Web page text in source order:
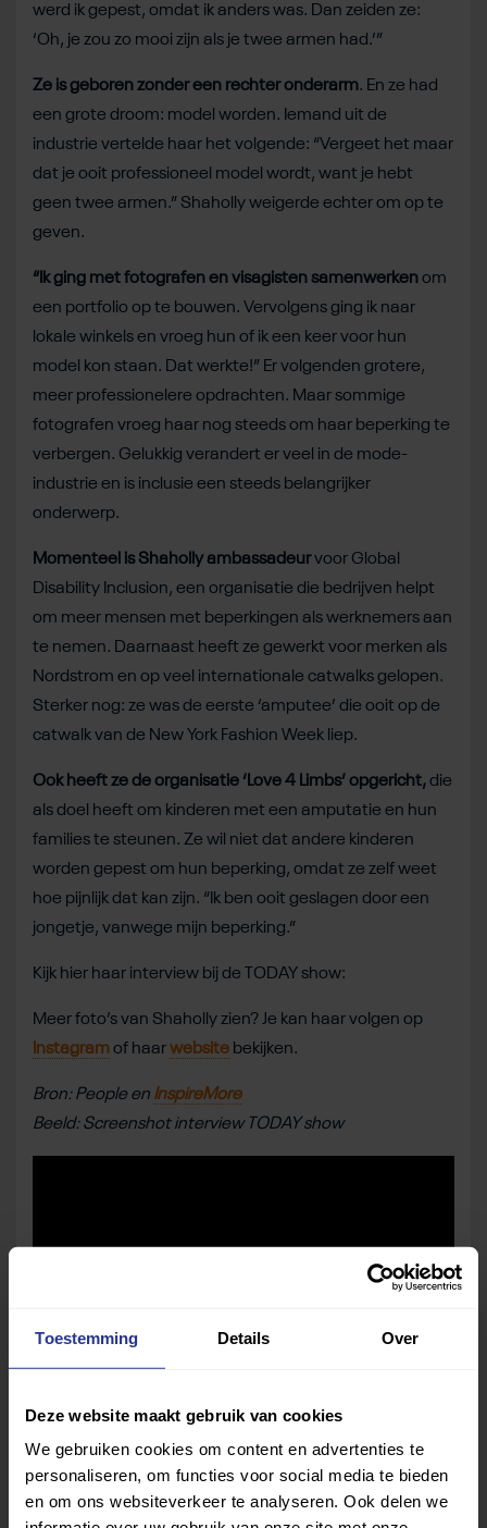
Toestemming Details Over
Deze website maakt gebruik van cookies
We gebruiken cookies om content en advertenties te
personaliseren, om functies voor social media te bieden
en om ons websiteverkeer te analyseren. Ook delen we
werd ik gepest, omdat ik anders was. Dan zeiden ze:
‘Oh, je zou zo mooi zijn als je twee armen had.’”
Ze is geboren zonder een rechter onderarm. En ze had
een grote droom: model worden. Iemand uit de
industrie vertelde haar het volgende: “Vergeet het maar
dat je ooit professioneel model wordt, want je hebt
geen twee armen.” Shaholly weigerde echter om op te
geven.
“Ik ging met fotografen en visagisten samenwerkenom
een portfolio op te bouwen. Vervolgens ging ik naar
lokale winkels en vroeg hun of ik een keer voor hun
model kon staan. Dat werkte!” Er volgenden grotere,
meer professionelere opdrachten. Maar sommige
fotografen vroeg haar nog steeds om haar beperking te
verbergen. Gelukkig verandert er veel in de mode-
industrie en is inclusie een steeds belangrijker
onderwerp.
Momenteel is Shaholly ambassadeurvoor Global
Disability Inclusion, een organisatie die bedrijven helpt
om meer mensen met beperkingen als werknemers aan
te nemen. Daarnaast heeft ze gewerkt voor merken als
Nordstrom en op veel internationale catwalks gelopen.
Sterker nog: ze was de eerste ‘amputee’ die ooit op de
catwalk van de New York Fashion Week liep.
Ook heeft ze de organisatie ‘Love 4 Limbs’ opgericht,die
als doel heeft om kinderen met een amputatie en hun
families te steunen. Ze wil niet dat andere kinderen
worden gepest om hun beperking, omdat ze zelf weet
hoe pijnlijk dat kan zijn. “Ik ben ooit geslagen door een
jongetje, vanwege mijn beperking.”
Kijk hier haar interview bij de TODAY show:
Meer foto’s van Shaholly zien? Je kan haar volgen op
Instagramof haarwebsite bekijken.
Bron: People en InspireMore
Beeld: Screenshot interview TODAY show